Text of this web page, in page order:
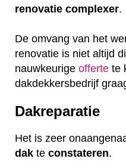
renovatie complexer.
De omvang van het
renovatie is niet altijd
nauwkeurige offerte te
dakdekkersbedrijf
Dakreparatie
Het is zeer
dak te constateren.